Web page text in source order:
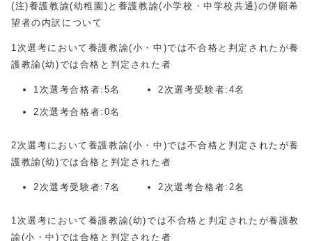
(注)養護教諭(幼稚園)と養護教諭(小学校・中学校共通)の併願希
望者の内訳について
1次選考において養護教諭(小・中)では不合格と判定されたが養
護教諭(幼)では合格と判定された者
1次選考合格者:5名 2次選考受験者:4名
2次選考合格者:0名
2次選考において養護教諭(小・中)では不合格と判定されたが養
護教諭(幼)では合格と判定された者
2次選考受験者:7名 2次選考合格者:2名
1次選考において養護教諭(幼)では不合格と判定されたが養護教
諭(小・中)では合格と判定された者